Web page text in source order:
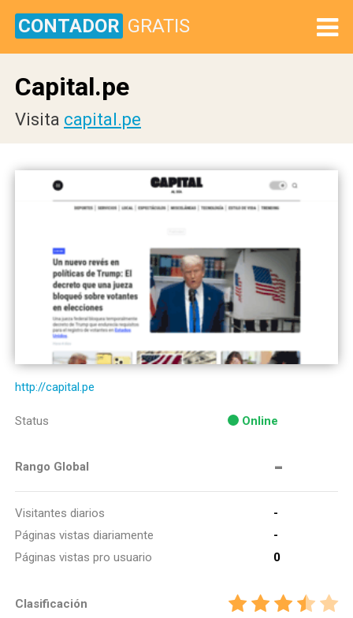
CONTADOR GRATIS
Capital.pe
Visita capital.pe
http://capital.pe
Status Online
Rango Global -
Visitantes diarios
-
Páginas vistas diariamente
-
Páginas vistas pro usuario
0
Clasificación